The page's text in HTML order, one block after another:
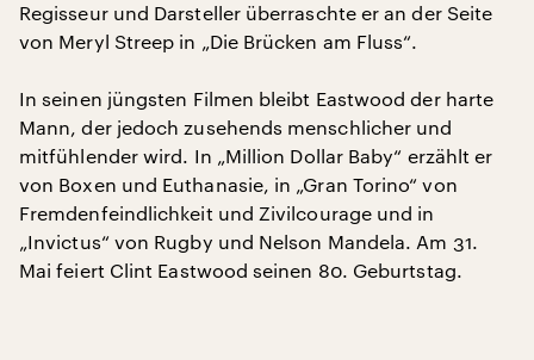
Regisseur und Darsteller überraschte er an der Seite
von Meryl Streep in „Die Brücken am Fluss“.
In seinen jüngsten Filmen bleibt Eastwood der harte
Mann, der jedoch zusehends menschlicher und
mitfühlender wird. In „Million Dollar Baby“ erzählt er
von Boxen und Euthanasie, in „Gran Torino“ von
Fremdenfeindlichkeit und Zivilcourage und in
„Invictus“ von Rugby und Nelson Mandela. Am 31.
Mai feiert Clint Eastwood seinen 80. Geburtstag.